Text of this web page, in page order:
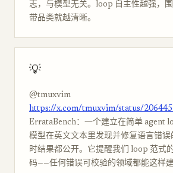
志，与模型无关。loop 自主性越强，
带品类就越清晰。
💡
@tmuxvim
https://x.com/tmuxvim/status/
ErrataBench：一个建立在简单 agent
模型在英文文本里发现并修复语言错误
时结果都公开。它提醒我们 loop 范式
码——任何错误可校验的领域都能这样建